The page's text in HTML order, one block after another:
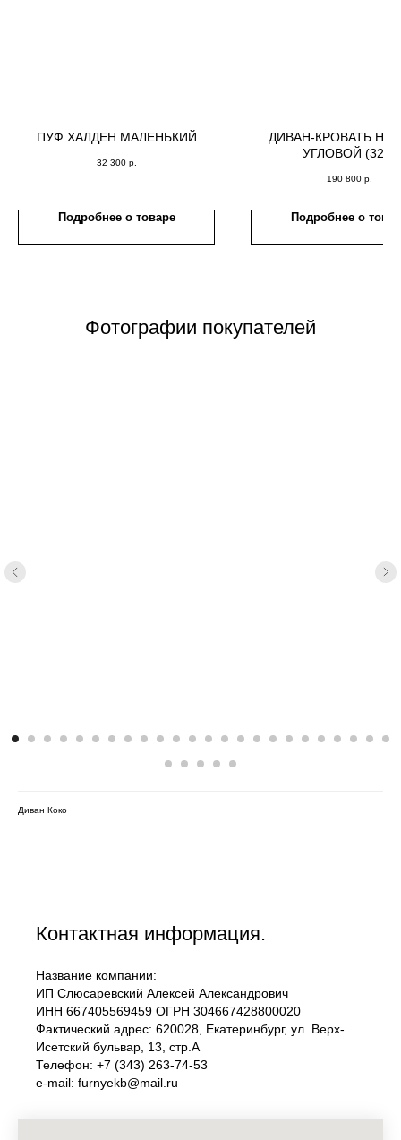
ПУФ ХАЛДЕН МАЛЕНЬКИЙ
32 300 р.
Подробнее о товаре
ДИВАН-КРОВАТЬ
УГЛОВОЙ (321)
190 800 р.
Подробнее о
Фотографии покупателей
Диван Коко
Контактная информация.
Название компании:
ИП Слюсаревский Алексей Александрович
ИНН 667405569459 ОГРН 304667428800020
Фактический адрес: 620028, Екатеринбург, ул. Верх-
Исетский бульвар, 13, стр.А
Телефон: +7 (343) 263-74-53
e-mail: furnyekb@mail.ru